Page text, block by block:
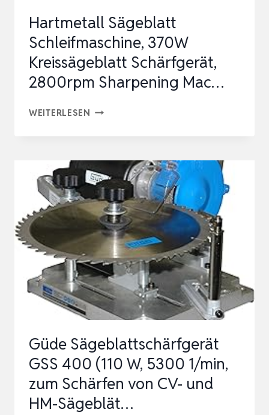
Hartmetall Sägeblatt
Schleifmaschine, 370W
Kreissägeblatt Schärfgerät,
2800rpm Sharpening Mac…
WEITERLESEN HARTMETALL
KREISSÄGEBLATT
SCHÄRFGERÄT,
2800RPM
SHARPENING
MAC…
Güde Sägeblattschärfgerät
GSS 400 (110 W, 5300 1/min,
zum Schärfen von CV- und
HM-Sägeblät…